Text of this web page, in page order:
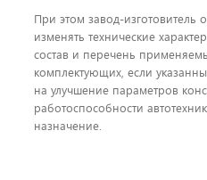
При этом завод-изготовитель
изменять технические
состав и перечень
комплектующих, если
на улучшение параметров
работоспособности
назначение.